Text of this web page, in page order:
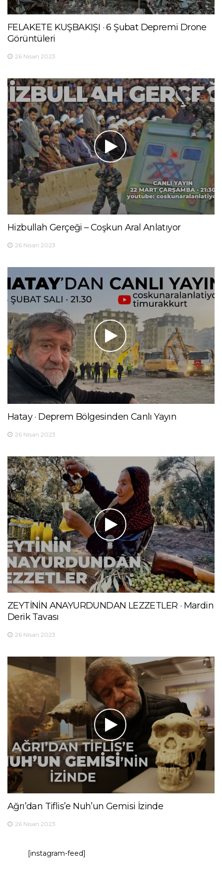
FELAKETE KUŞBAKIŞI · 6 Şubat Depremi Drone
Görüntüleri
26 Nisan 2023
Hizbullah Gerçeği – Coşkun Aral Anlatıyor
26 Nisan 2023
Hatay · Deprem Bölgesinden Canlı Yayın
26 Nisan 2023
ZEYTİNİN ANAYURDUNDAN LEZZETLER · Mardin
Derik Tavası
26 Nisan 2023
Ağrı’dan Tiflis’e Nuh’un Gemisi İzinde
26 Nisan 2023
[instagram-feed]